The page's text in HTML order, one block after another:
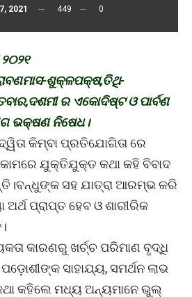
2021 449 0
ଶୁକ୍ଳପକ୍ଷ,ତିଥି-
ର ଏକୋଦିଷ୍ଟ ଓ ପାର୍ବଣ
ଭକ୍ଷଣ ନିଷେଧ।
କିମ୍ବା ପ୍ରତିଯୋଗିତା ରେ
ଯୁକ୍ତିଯୁକ୍ତ କଥା କହି ବିବାଦ
ସହ ଯାତ୍ରା ଆରମ୍ଭ କରି
ପ୍ରାପ୍ତ ହେବ ଓ ଶାରୀରିକ
କାରଣରୁ ଖର୍ଚ୍ଚ ପରିମାଣ ବୃଦ୍ଧି
ପଡ଼ୋଶୀଙ୍କ ସାହାଯ୍ୟ, ସମର୍ଥନ ଲାଭ
କହିଲେ ମଧ୍ୟ ଅନ୍ୟମାନେ ଭୁଲ୍‌